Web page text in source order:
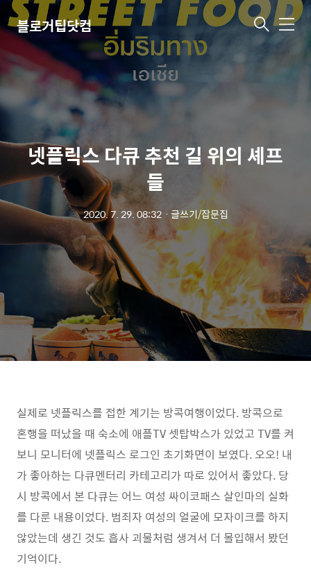
블로거팁닷컴 메
넷플릭스 다큐 추천 길 위의 셰프
들
2020. 7. 29. 08:32ㆍ 글쓰기/잡문집
실제로 넷플릭스를 접한 계기는 방콕여행이었다. 방콕으로
혼행을 떠났을 때 숙소에 애플TV 셋탑박스가 있었고 TV를 켜
보니 모니터에 넷플릭스 로그인 초기화면이 보였다. 오오! 내
가 좋아하는 다큐멘터리 카테고리가 따로 있어서 좋았다. 당
시 방콕에서 본 다큐는 어느 여성 싸이코패스 살인마의 실화
를 다룬 내용이었다. 범죄자 여성의 얼굴에 모자이크를 하지
않았는데 생긴 것도 흡사 괴물처럼 생겨서 더 몰입해서 봤던
기억이다.